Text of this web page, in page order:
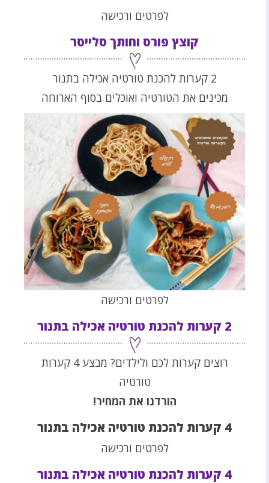
לפרטים ורכישה
קוצץ פורס וחותך סלייסר
2 קערות להכנת טורטיה אכילה בתנור
מכינים את הטורטיה ואוכלים בסוף הארוחה
לפרטים ורכישה
2 קערות להכנת טורטיה אכילה בתנור
רוצים קערות לכם ולילדים? מבצע 4 קערות
טורטיה
הורדנו את המחיר!
4 קערות להכנת טורטיה אכילה בתנור
לפרטים ורכישה
4 קערות להכנת טורטיה אכילה בתנור